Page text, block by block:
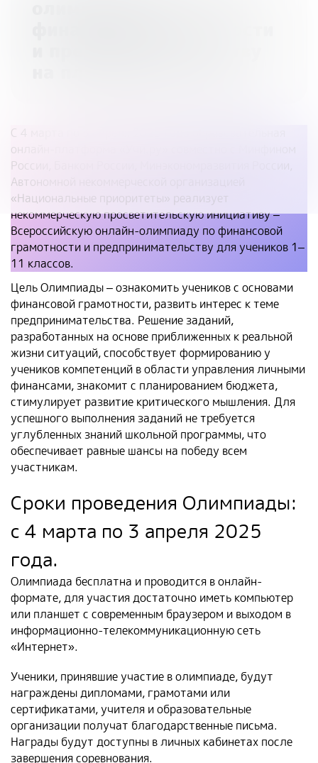
С 4 марта по 3 апреля 2025 года образовательная
онлайн-платформа «Учи.ру» совместно с Минфином
России, Банком России, Минэкономразвития России,
Автономной некоммерческой организацией
«Национальные приоритеты» реализует
некоммерческую просветительскую инициативу –
Всероссийскую онлайн-олимпиаду по финансовой
грамотности и предпринимательству для учеников 1–
11 классов.
Цель Олимпиады – ознакомить учеников с основами
финансовой грамотности, развить интерес к теме
предпринимательства. Решение заданий,
разработанных на основе приближенных к реальной
жизни ситуаций, способствует формированию у
учеников компетенций в области управления личными
финансами, знакомит с планированием бюджета,
стимулирует развитие критического мышления. Для
успешного выполнения заданий не требуется
углубленных знаний школьной программы, что
обеспечивает равные шансы на победу всем
участникам.
Сроки проведения Олимпиады:
с 4 марта по 3 апреля 2025
года.
Олимпиада бесплатна и проводится в онлайн-
формате, для участия достаточно иметь компьютер
или планшет с современным браузером и выходом в
информационно-телекоммуникационную сеть
«Интернет».
Ученики, принявшие участие в олимпиаде, будут
награждены дипломами, грамотами или
сертификатами, учителя и образовательные
организации получат благодарственные письма.
Награды будут доступны в личных кабинетах после
завершения соревнования.